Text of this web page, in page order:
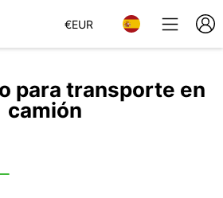
€EUR
para transporte en
camión